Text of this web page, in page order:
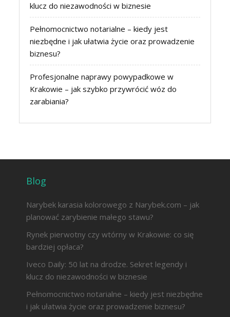
klucz do niezawodności w biznesie
Pełnomocnictwo notarialne – kiedy jest
niezbędne i jak ułatwia życie oraz prowadzenie
biznesu?
Profesjonalne naprawy powypadkowe w
Krakowie – jak szybko przywrócić wóz do
zarabiania?
Blog
Narybek karasia kolorowego z Narybek.com – jak
planować zarybienie małego stawu?
Rynek pierwotny czy wtórny w Krakowie: co się
bardziej opłaca?
Iveco Daily: 50 lat na drodze. Sekret legendy i
klucz do niezawodności w biznesie
Pełnomocnictwo notarialne – kiedy jest niezbędne
i jak ułatwia życie oraz prowadzenie biznesu?